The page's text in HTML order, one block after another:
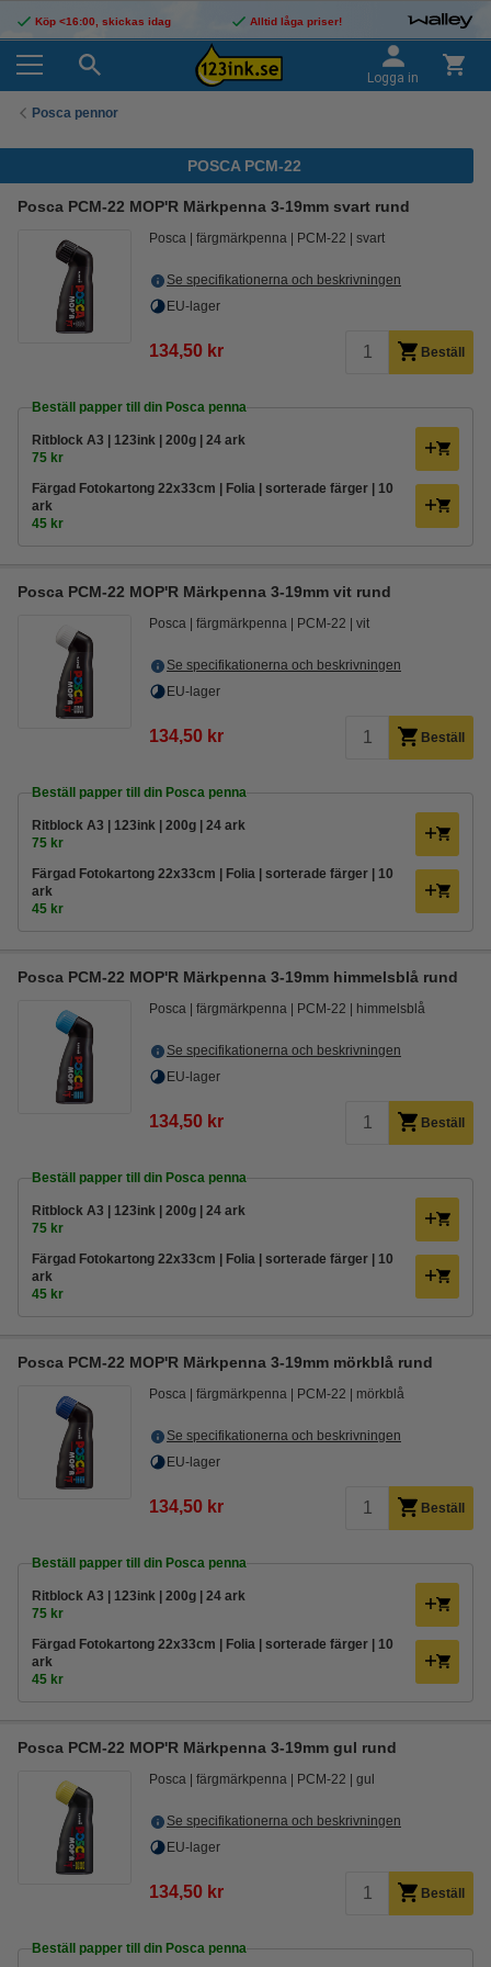
Köp <16:00, skickas idag Alltid låga priser!
Logga in
Posca pennor
POSCA PCM-22
Posca PCM-22 MOP'R Märkpenna 3-19mm svart rund
Posca färgmärkpenna PCM-22 svart
Se specifikationerna och beskrivningen
EU-lager
134,50 kr Beställ
Beställ papper till din Posca penna
Ritblock A3 | 123ink | 200g | 24 ark
75 kr
Färgad Fotokartong 22x33cm | Folia | sorterade färger | 10
ark
45 kr
Posca PCM-22 MOP'R Märkpenna 3-19mm vit rund
Posca färgmärkpenna PCM-22 vit
Se specifikationerna och beskrivningen
EU-lager
134,50 kr Beställ
Beställ papper till din Posca penna
Ritblock A3 | 123ink | 200g | 24 ark
75 kr
Färgad Fotokartong 22x33cm | Folia | sorterade färger | 10
ark
45 kr
Posca PCM-22 MOP'R Märkpenna 3-19mm himmelsblå rund
Posca färgmärkpenna PCM-22 himmelsblå
Se specifikationerna och beskrivningen
EU-lager
134,50 kr Beställ
Beställ papper till din Posca penna
Ritblock A3 | 123ink | 200g | 24 ark
75 kr
Färgad Fotokartong 22x33cm | Folia | sorterade färger | 10
ark
45 kr
Posca PCM-22 MOP'R Märkpenna 3-19mm mörkblå rund
Posca färgmärkpenna PCM-22 mörkblå
Se specifikationerna och beskrivningen
EU-lager
134,50 kr Beställ
Beställ papper till din Posca penna
Ritblock A3 | 123ink | 200g | 24 ark
75 kr
Färgad Fotokartong 22x33cm | Folia | sorterade färger | 10
ark
45 kr
Posca PCM-22 MOP'R Märkpenna 3-19mm gul rund
Posca färgmärkpenna PCM-22 gul
Se specifikationerna och beskrivningen
EU-lager
134,50 kr Beställ
Beställ papper till din Posca penna